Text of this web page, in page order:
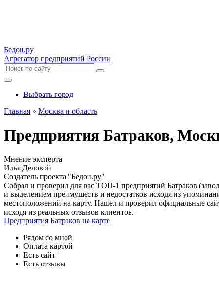
Бедон.ру
Агрегатор предприятий России
Выбрать город
Главная » Москва и область
Предприятия Батраков,
Мнение эксперта
Илья Деловой
Создатель проекта "Бедон.ру"
Собрал и проверил для вас ТОП-1 предприятий Батраков
и выделением преимуществ и недостатков исходя из
местоположений на карту. Нашел и проверил официальные
исходя из реальных отзывов клиентов.
Предприятия Батраков на карте
Рядом со мной
Оплата картой
Есть сайт
Есть отзывы